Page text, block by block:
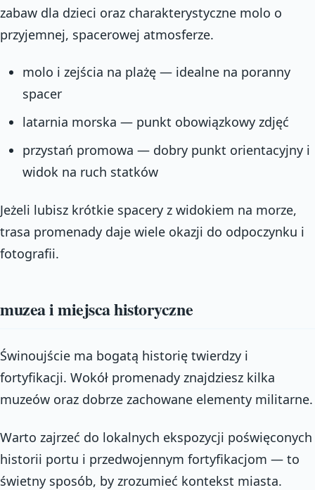
zabaw dla dzieci oraz charakterystyczne molo o
przyjemnej, spacerowej atmosferze.
molo i zejścia na plażę — idealne na poranny
spacer
latarnia morska — punkt obowiązkowy zdjęć
przystań promowa — dobry punkt orientacyjny i
widok na ruch statków
Jeżeli lubisz krótkie spacery z widokiem na morze,
trasa promenady daje wiele okazji do odpoczynku i
fotografii.
muzea i miejsca historyczne
Świnoujście ma bogatą historię twierdzy i
fortyfikacji. Wokół promenady znajdziesz kilka
muzeów oraz dobrze zachowane elementy militarne.
Warto zajrzeć do lokalnych ekspozycji poświęconych
historii portu i przedwojennym fortyfikacjom — to
świetny sposób, by zrozumieć kontekst miasta.